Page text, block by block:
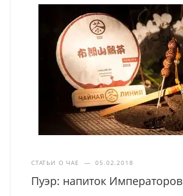
СТАТЬИ О ЧАЕ — 05.02.2018
Пуэр: напиток Императоров